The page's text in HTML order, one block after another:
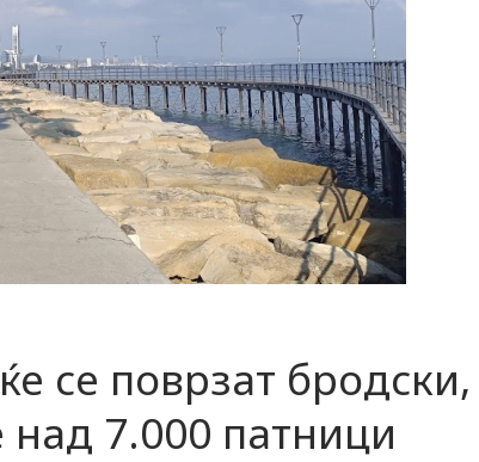
се поврзат бродски,
над 7.000 патници